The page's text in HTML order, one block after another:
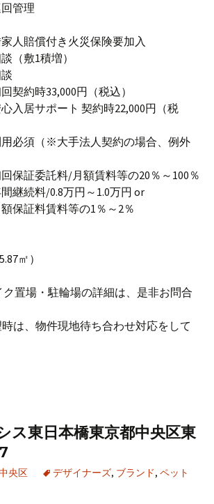
管理
償付き火災保険要加入
敷1積増）
約時33,000円（税込）
居サポート 契約時22,000円（税
須（※大手法人契約の場合、例外
証委託料/月額賃料等の20％～100％
続料/0.8万円～1.0万円 or
証料賃料等の1％～2％
㎡）
置場・駐輪場の詳細は、是非お問合
は、物件現地待ち合わせ対応をして
ス東日本橋東京都中央区東
央区 デザイナーズ, ブランド, ペット